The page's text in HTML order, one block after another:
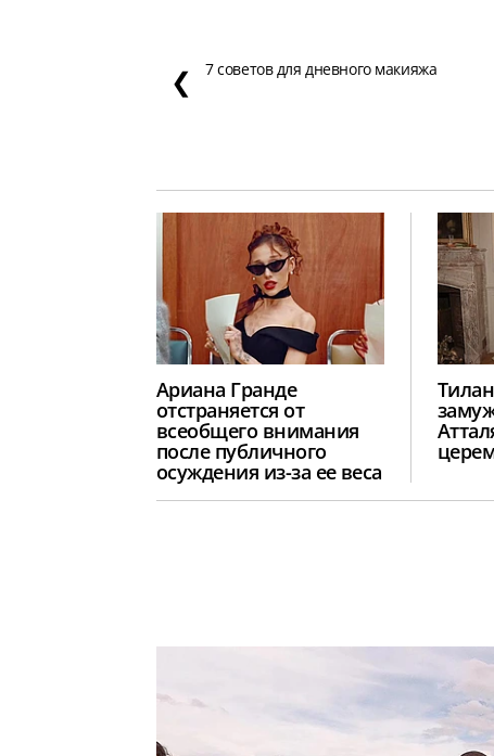
❮ 7 советов для дневного макияжа
Ариана Гранде
отстраняется от
всеобщего внимания
после публичного
осуждения из-за ее веса